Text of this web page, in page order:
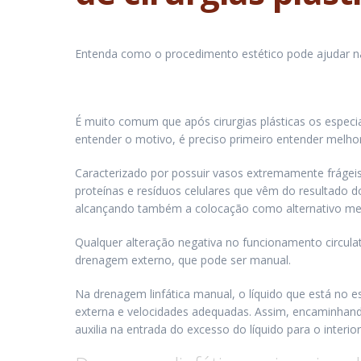
Entenda como o procedimento estético pode ajudar
É muito comum que após cirurgias plásticas os
entender o motivo, é preciso primeiro entender
Caracterizado por possuir vasos extremamente
proteínas e resíduos celulares que vêm do resultado
alcançando também a colocação como alternativo
Qualquer alteração negativa no funcionamento
drenagem externo, que pode ser manual.
Na drenagem linfática manual, o líquido que está no
externa e velocidades adequadas. Assim,
auxilia na entrada do excesso do líquido para o